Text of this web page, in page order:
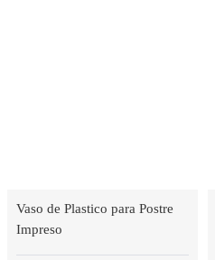
Vaso de Plastico para Postre
Impreso